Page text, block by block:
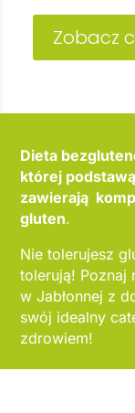
Zobacz
Dieta
której
zawierają
gluten.
Nie tolerujesz
tolerują! Poznaj
w Jabłonnej z
swój idealny
zdrowiem!